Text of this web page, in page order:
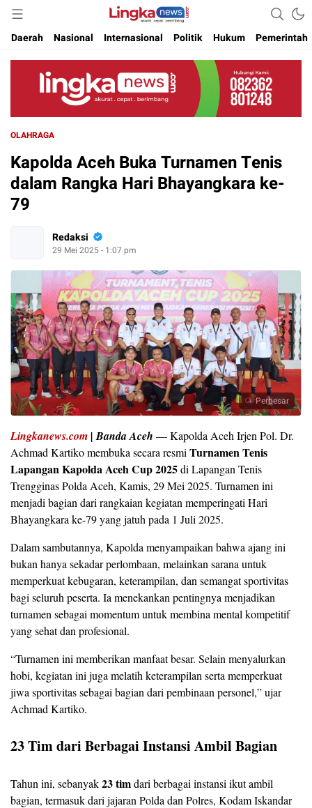
Lingkanews
Akurat. Cepat & Berimbang
Daerah
Nasional Internasional Politik Hukum Pemerintah
OLAHRAGA
Kapolda Aceh Buka Turnamen Tenis
dalam Rangka Hari Bhayangkara ke-
79
Redaksi
29 Mei 2025 - 1:07 pm
Perbesar
Lingkanews.com|Banda Aceh — Kapolda Aceh Irjen Pol. Dr.
Achmad Kartiko membuka secara resmi Turnamen Tenis
Lapangan Kapolda Aceh Cup 2025di Lapangan Tenis
Trengginas Polda Aceh, Kamis, 29 Mei 2025. Turnamen ini
menjadi bagian dari rangkaian kegiatan memperingati Hari
Bhayangkara ke-79 yang jatuh pada 1 Juli 2025.
Dalam sambutannya, Kapolda menyampaikan bahwa ajang ini
bukan hanya sekadar perlombaan, melainkan sarana untuk
memperkuat kebugaran, keterampilan, dan semangat sportivitas
bagi seluruh peserta. Ia menekankan pentingnya menjadikan
turnamen sebagai momentum untuk membina mental kompetitif
yang sehat dan profesional.
“Turnamen ini memberikan manfaat besar. Selain menyalurkan
hobi, kegiatan ini juga melatih keterampilan serta memperkuat
jiwa sportivitas sebagai bagian dari pembinaan personel,” ujar
Achmad Kartiko.
23 Tim dari Berbagai Instansi Ambil Bagian
Tahun ini, sebanyak23 timdari berbagai instansi ikut ambil
bagian, termasuk dari jajaran Polda dan Polres, Kodam Iskandar